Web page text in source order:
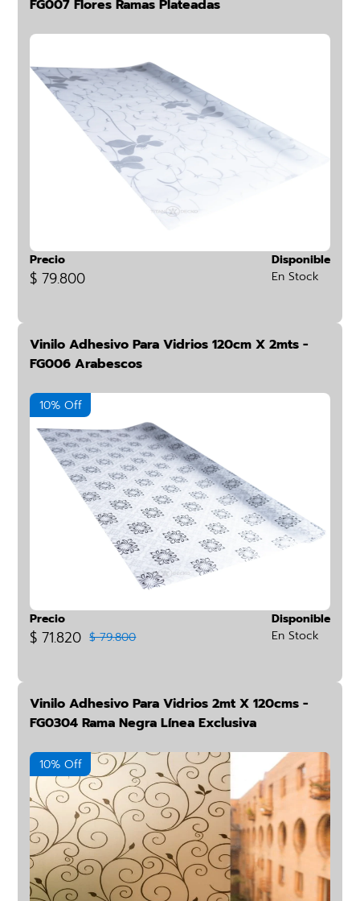
FG007 Flores Ramas Plateadas
Precio
$ 79.800
Disponible
En Stock
Vinilo Adhesivo Para Vidrios 120cm X 2mts -
FG006 Arabescos
10% Off
Precio
$ 71.820 $ 79.800
Disponible
En Stock
Vinilo Adhesivo Para Vidrios 2mt X 120cms -
FG0304 Rama Negra Línea Exclusiva
10% Off